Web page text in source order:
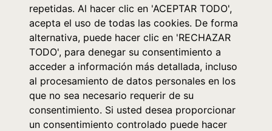
repetidas. Al hacer clic en 'ACEPTAR TODO',
acepta el uso de todas las cookies. De forma
alternativa, puede hacer clic en 'RECHAZAR
TODO', para denegar su consentimiento a
acceder a información más detallada, incluso
al procesamiento de datos personales en los
que no sea necesario requerir de su
consentimiento. Si usted desea proporcionar
un consentimiento controlado puede hacer